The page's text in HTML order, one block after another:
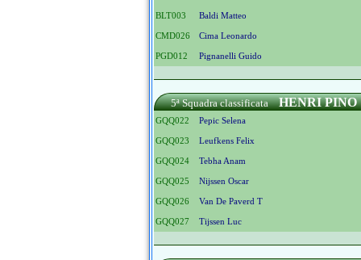
BLT003 Baldi Matteo
CMD026 Cima Leonardo
PGD012 Pignanelli Guido
5ª Squadra classificata HENRI PINO
GQQ022 Pepic Selena
GQQ023 Leufkens Felix
GQQ024 Tebha Anam
GQQ025 Nijssen Oscar
GQQ026 Van De Paverd T
GQQ027 Tijssen Luc